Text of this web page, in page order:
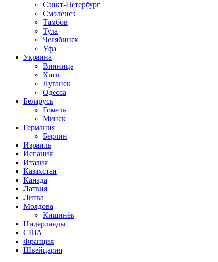
Санкт-Петербург
Смоленск
Тамбов
Тула
Челябинск
Уфа
Украина
Винница
Киев
Луганск
Одесса
Беларусь
Гомель
Минск
Германия
Берлин
Израиль
Испания
Италия
Казахстан
Канада
Латвия
Литва
Молдова
Кишинёв
Нидерланды
США
Франция
Швейцария